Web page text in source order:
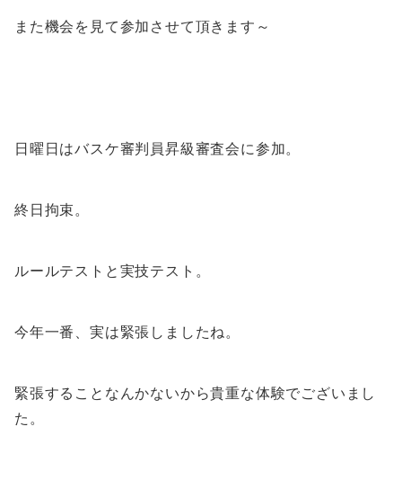
また機会を見て参加させて頂きます～
日曜日はバスケ審判員昇級審査会に参加。
終日拘束。
ルールテストと実技テスト。
今年一番、実は緊張しましたね。
緊張することなんかないから貴重な体験でございまし
た。